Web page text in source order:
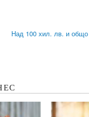
Над 100 хил. лв. и